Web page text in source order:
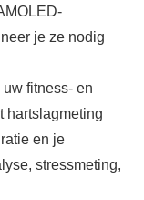
je ze nodig
fitness- en
hartslagmeting
en je
stressmeting,